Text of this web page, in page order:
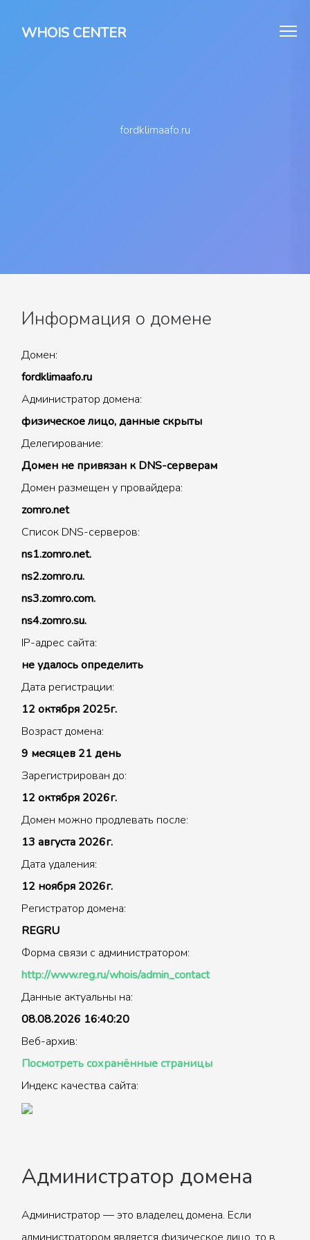
WHOIS CENTER
fordklimaafo.ru
Информация о домене
Домен:
fordklimaafo.ru
Администратор домена:
физическое лицо, данные скрыты
Делегирование:
Домен не привязан к DNS-серверам
Домен размещен у провайдера:
zomro.net
Список DNS-серверов:
ns1.zomro.net.
ns2.zomro.ru.
ns3.zomro.com.
ns4.zomro.su.
IP-адрес сайта:
не удалось определить
Дата регистрации:
12 октября 2025г.
Возраст домена:
9 месяцев 21 день
Зарегистрирован до:
12 октября 2026г.
Домен можно продлевать после:
13 августа 2026г.
Дата удаления:
12 ноября 2026г.
Регистратор домена:
REGRU
Форма связи с администратором:
http://www.reg.ru/whois/admin_contact
Данные актуальны на:
08.08.2026 16:40:20
Веб-архив:
Посмотреть сохранённые страницы
Индекс качества сайта:
Администратор домена
Администратор — это владелец домена. Если